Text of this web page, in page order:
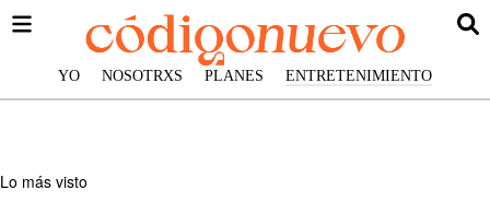
YO NOSOTRXS PLANES ENTRETENIMIENTO
Lo más visto